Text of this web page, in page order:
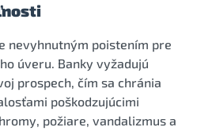
nevyhnutným poistením pre
úveru. Banky vyžadujú
prospech, čím sa chránia
poškodzujúcimi
požiare, vandalizmus a